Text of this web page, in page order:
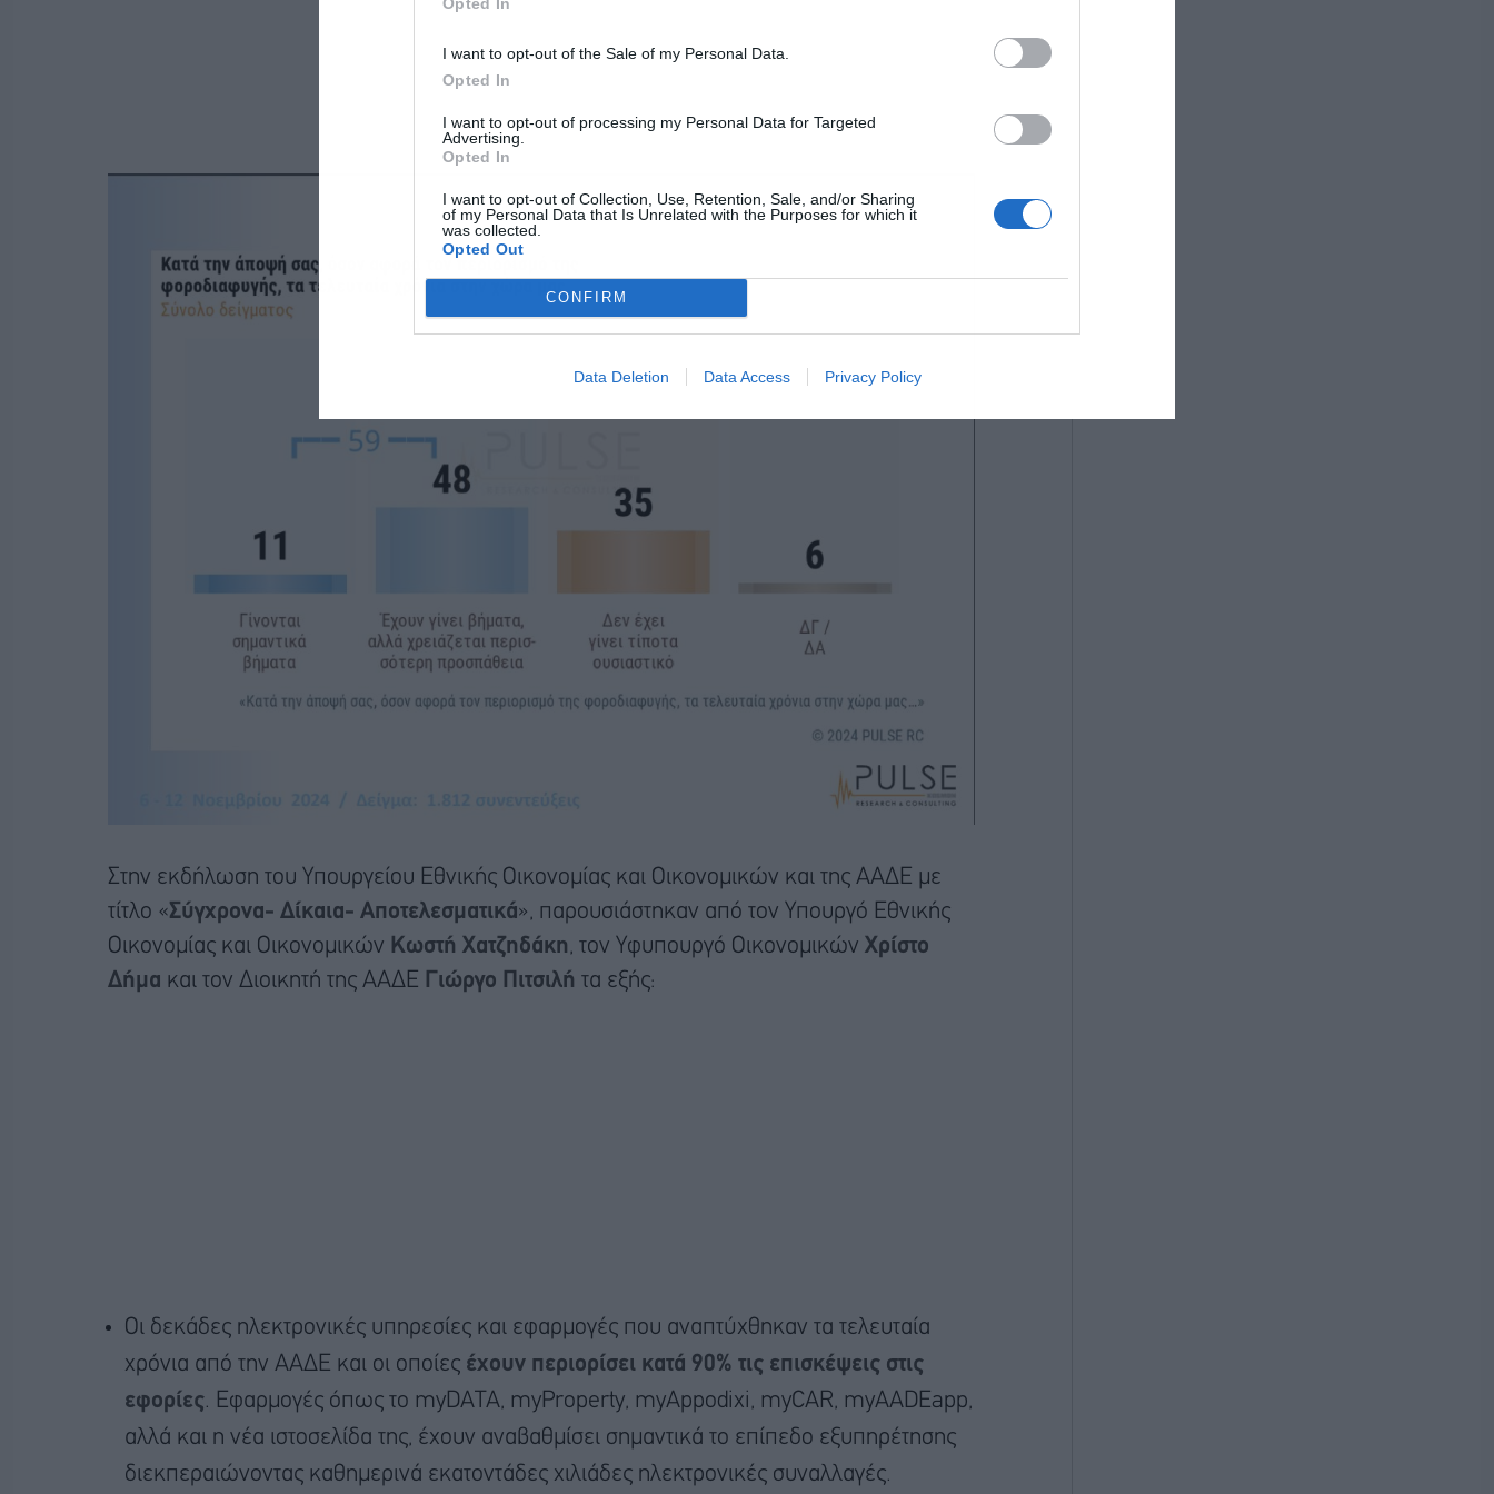
I want to opt-out of the Sale of my Personal Data.
Opted In
I want to opt-out of processing my Personal Data for Targeted
Advertising.
Opted In
I want to opt-out of Collection, Use, Retention, Sale, and/or Sharing
of my Personal Data that Is Unrelated with the Purposes for which it
was collected.
Opted Out
CONFIRM
Data Deletion Data Access Privacy Policy
Στην εκδήλωση του Υπουργείου Εθνικής Οικονομίας και Οικονομικών και της ΑΑΔΕ με
τίτλο «Σύγχρονα- Δίκαια- Αποτελεσματικά», παρουσιάστηκαν από τον Υπουργό Εθνικής
Οικονομίας και Οικονομικών Κωστή Χατζηδάκη, τον Υφυπουργό Οικονομικών Χρίστο
Δήμα και τον Διοικητή της ΑΑΔΕ Γιώργο Πιτσιλή τα εξής:
Οι δεκάδες ηλεκτρονικές υπηρεσίες και εφαρμογές που αναπτύχθηκαν τα τελευταία
χρόνια από την ΑΑΔΕ και οι οποίες έχουν περιορίσει κατά 90% τις επισκέψεις στις
εφορίες. Εφαρμογές όπως το myDATA, myProperty, myAppodixi, myCAR, myAADEapp,
αλλά και η νέα ιστοσελίδα της, έχουν αναβαθμίσει σημαντικά το επίπεδο εξυπηρέτησης
διεκπεραιώνοντας καθημερινά εκατοντάδες χιλιάδες ηλεκτρονικές συναλλαγές.